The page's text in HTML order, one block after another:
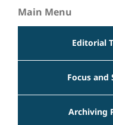
Main Menu
Editorial
Focus and
Archiving